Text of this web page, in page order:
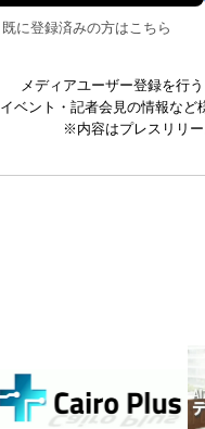
既に登録済みの方はこちら
メディアユーザー登録を行
イベント・記者会見の情報など
※内容はプレスリリー